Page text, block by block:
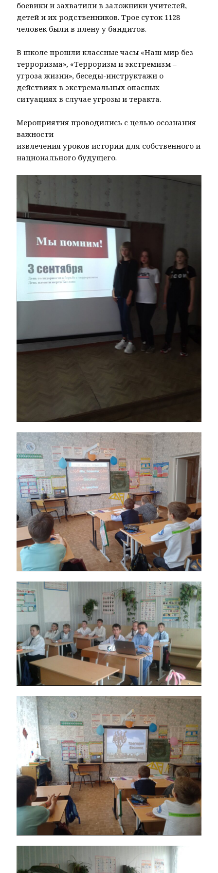
боевики и захватили в заложники учителей,
детей и их родственников. Трое суток 1128
человек были в плену у бандитов.
В школе прошли классные часы «Наш мир без
терроризма», «Терроризм и экстремизм –
угроза жизни», беседы-инструктажи о
действиях в экстремальных опасных
ситуациях в случае угрозы и теракта.
Мероприятия проводились с целью осознания
важности
извлечения уроков истории для собственного и
национального будущего.